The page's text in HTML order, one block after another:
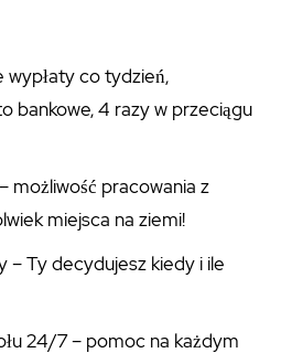
wypłaty co tydzień,
bankowe, 4 razy w przeciągu
możliwość pracowania z
miejsca na ziemi!
– Ty decydujesz kiedy i ile
24/7 – pomoc na każdym